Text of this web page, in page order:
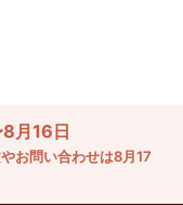
月16日
お問い合わせは8月17